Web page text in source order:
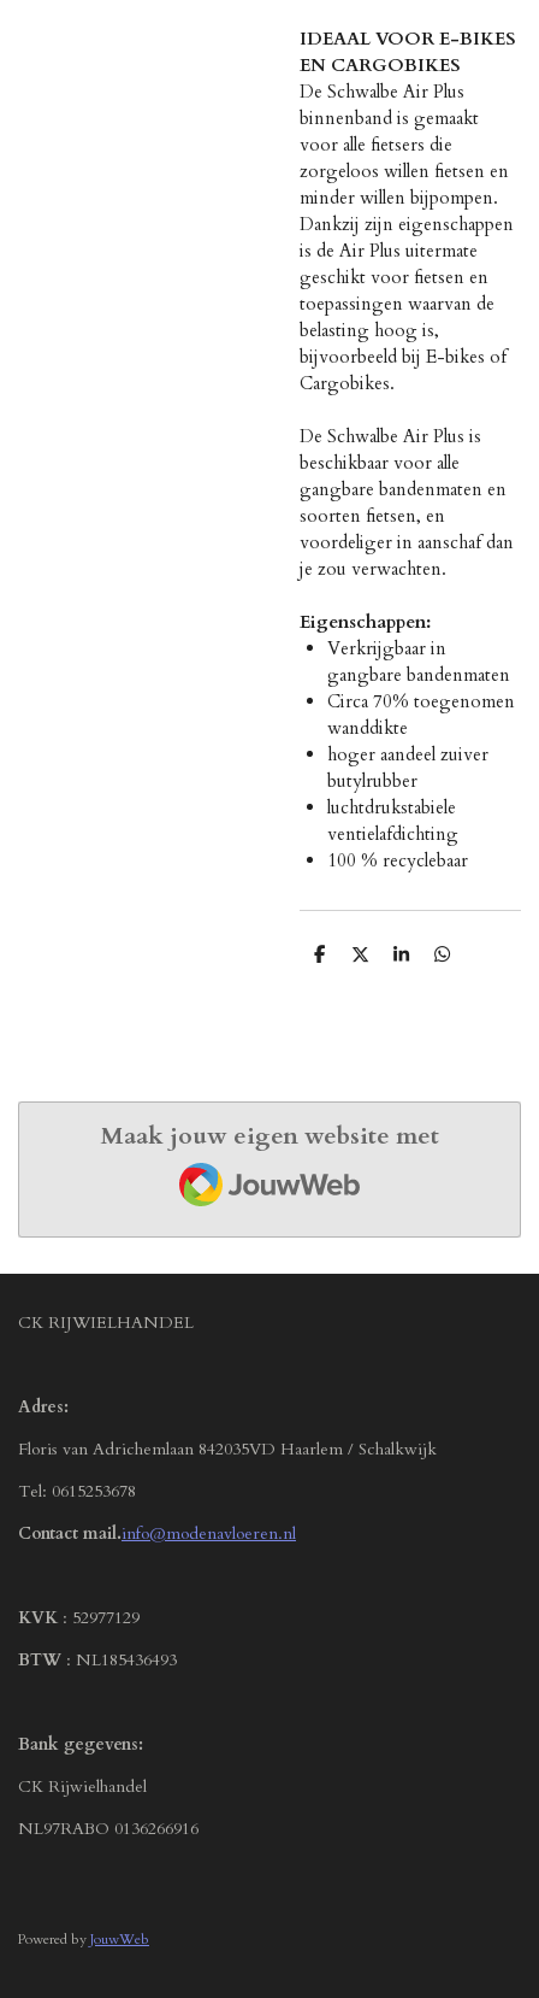
IDEAAL VOOR E-BIKES
EN CARGOBIKES
De Schwalbe Air Plus
binnenband is gemaakt
voor alle fietsers die
zorgeloos willen fietsen en
minder willen bijpompen.
Dankzij zijn eigenschappen
is de Air Plus uitermate
geschikt voor fietsen en
toepassingen waarvan de
belasting hoog is,
bijvoorbeeld bij E-bikes of
Cargobikes.
De Schwalbe Air Plus is
beschikbaar voor alle
gangbare bandenmaten en
soorten fietsen, en
voordeliger in aanschaf dan
je zou verwachten.
Eigenschappen:
Verkrijgbaar in
gangbare bandenmaten
Circa 70% toegenomen
wanddikte
hoger aandeel zuiver
butylrubber
luchtdrukstabiele
ventielafdichting
100 % recyclebaar
D
D
S
D
Maak jouw eigen website met
JouwWeb
CK RIJWIELHANDEL
Adres:
Floris van Adrichemlaan 842035VD Haarlem / Schalkwijk
Tel: 0615253678
Contact mail.info@modenavloeren.nl
KVK : 52977129
BTW : NL185436493
Bank gegevens:
CK Rijwielhandel
NL97RABO 0136266916
Powered byJouwWeb